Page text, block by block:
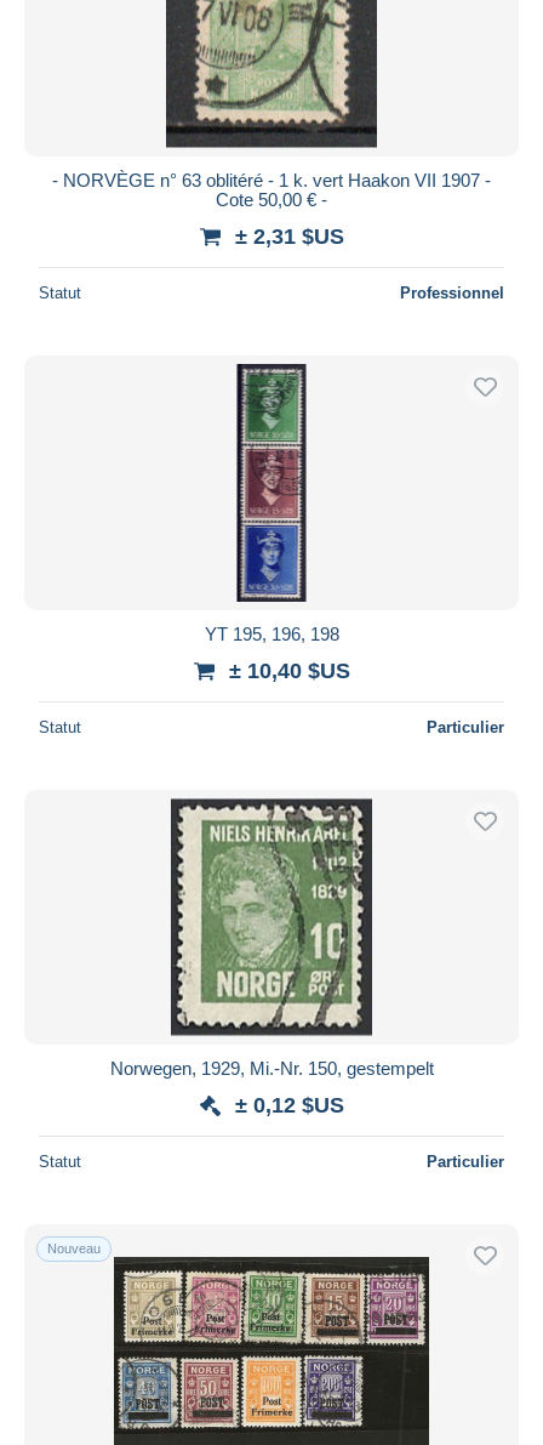
- NORVÈGE n° 63 oblitéré - 1 k. vert Haakon VII 1907 -
Cote 50,00 € -
± 2,31 $US
Statut Professionnel
YT 195, 196, 198
± 10,40 $US
Statut Particulier
Norwegen, 1929, Mi.-Nr. 150, gestempelt
± 0,12 $US
Statut Particulier
Nouveau